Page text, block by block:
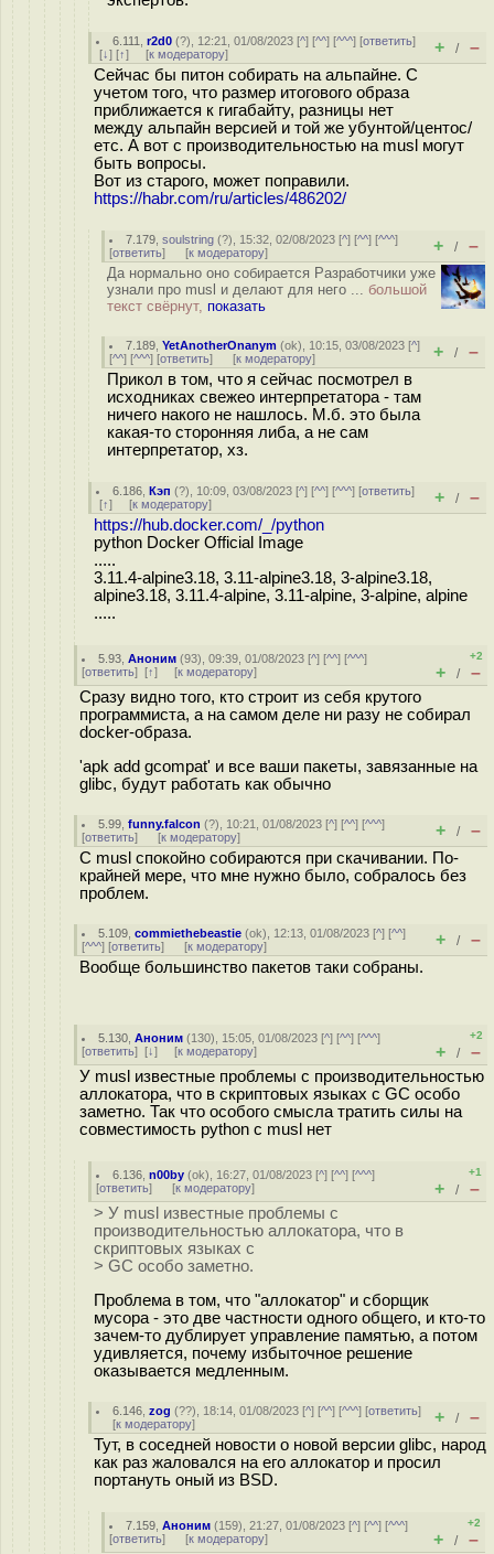
6.111 ,r2d0 (?), 12:21, 01/08/2023 [^] [^^] [^^^] [ответить]
[↓] [↑] [к модератору] + / –
Сейчас бы питон собирать на альпайне. С
учетом того, что размер итогового образа
приближается к гигабайту, разницы нет
между альпайн версией и той же убунтой/центос/
етс. А вот с производительностью на musl могут
быть вопросы.
Вот из старого, может поправили.
https://habr.com/ru/articles/486202/
7.179 ,soulstring (?), 15:32, 02/08/2023 [^] [^^] [^^^]
[ответить] [к модератору] + / –
Да нормально оно собирается Разработчики уже
узнали про musl и делают для него ... большой
текст свёрнут, показать
7.189 ,YetAnotherOnanym (ok), 10:15, 03/08/2023 [^]
[^^] [^^^] [ответить] [к модератору] + / –
Прикол в том, что я сейчас посмотрел в
исходниках свежео интерпретатора - там
ничего накого не нашлось. М.б. это была
какая-то сторонняя либа, а не сам
интерпретатор, хз.
6.186 ,Кэп (?), 10:09, 03/08/2023 [^] [^^] [^^^] [ответить]
[↑] [к модератору] + / –
https://hub.docker.com/_/python
python Docker Official Image
.....
3.11.4-alpine3.18, 3.11-alpine3.18, 3-alpine3.18,
alpine3.18, 3.11.4-alpine, 3.11-alpine, 3-alpine, alpine
.....
5.93 ,Аноним (93), 09:39, 01/08/2023 [^] [^^] [^^^]
[ответить] [↑] [к модератору]
+2
+ / –
Сразу видно того, кто строит из себя крутого
программиста, а на самом деле ни разу не собирал
docker-образа.
'apk add gcompat' и все ваши пакеты, завязанные на
glibc, будут работать как обычно
5.99 ,funny.falcon (?), 10:21, 01/08/2023 [^] [^^] [^^^]
[ответить] [к модератору] + / –
С musl спокойно собираются при скачивании. По-
крайней мере, что мне нужно было, собралось без
проблем.
5.109 ,commiethebeastie (ok), 12:13, 01/08/2023 [^] [^^]
[^^^] [ответить] [к модератору] + / –
Вообще большинство пакетов таки собраны.
5.130 ,Аноним (130), 15:05, 01/08/2023 [^] [^^] [^^^]
[ответить] [↓] [к модератору]
+2
+ / –
У musl известные проблемы с производительностью
аллокатора, что в скриптовых языках с GC особо
заметно. Так что особого смысла тратить силы на
совместимость python с musl нет
6.136 ,n00by (ok), 16:27, 01/08/2023 [^] [^^] [^^^]
[ответить] [к модератору]
+1
+ / –
> У musl известные проблемы с
производительностью аллокатора, что в
скриптовых языках с
> GC особо заметно.
Проблема в том, что "аллокатор" и сборщик
мусора - это две частности одного общего, и кто-то
зачем-то дублирует управление памятью, а потом
удивляется, почему избыточное решение
оказывается медленным.
6.146 ,zog (??), 18:14, 01/08/2023 [^] [^^] [^^^] [ответить]
[к модератору] + / –
Тут, в соседней новости о новой версии glibc, народ
как раз жаловался на его аллокатор и просил
портануть оный из BSD.
7.159 ,Аноним (159), 21:27, 01/08/2023 [^] [^^] [^^^]
[ответить] [к модератору]
+2
+ / –